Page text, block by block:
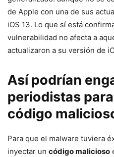
de Apple con una de sus
iOS 13. Lo que sí está
vulnerabilidad no afecta a
actualizaron a su versión de
Así podrían
periodistas
código
Para que el malware tuviera
inyectar un código malicioso